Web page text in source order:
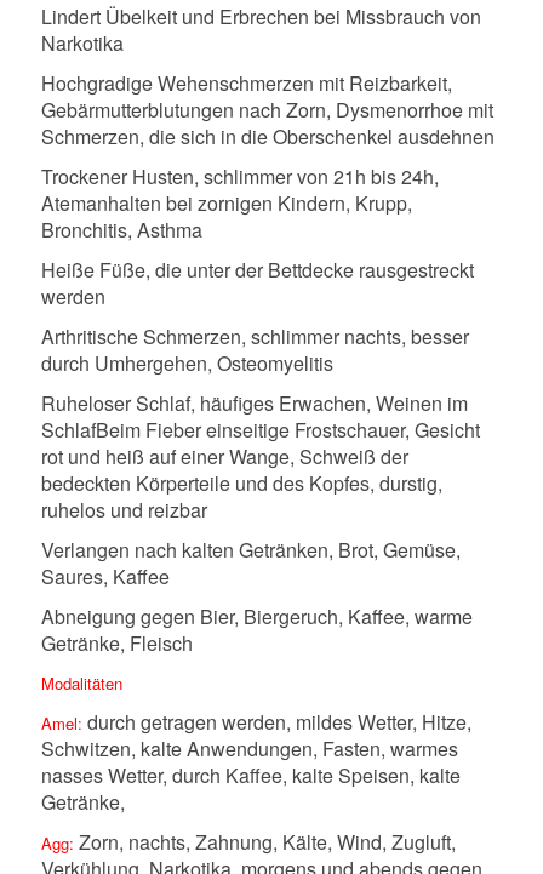
Lindert Übelkeit und Erbrechen bei Missbrauch von
Narkotika
Hochgradige Wehenschmerzen mit Reizbarkeit,
Gebärmutterblutungen nach Zorn, Dysmenorrhoe mit
Schmerzen, die sich in die Oberschenkel ausdehnen
Trockener Husten, schlimmer von 21h bis 24h,
Atemanhalten bei zornigen Kindern, Krupp,
Bronchitis, Asthma
Heiße Füße, die unter der Bettdecke rausgestreckt
werden
Arthritische Schmerzen, schlimmer nachts, besser
durch Umhergehen, Osteomyelitis
Ruheloser Schlaf, häufiges Erwachen, Weinen im
SchlafBeim Fieber einseitige Frostschauer, Gesicht
rot und heiß auf einer Wange, Schweiß der
bedeckten Körperteile und des Kopfes, durstig,
ruhelos und reizbar
Verlangen nach kalten Getränken, Brot, Gemüse,
Saures, Kaffee
Abneigung gegen Bier, Biergeruch, Kaffee, warme
Getränke, Fleisch
Modalitäten
Amel: durch getragen werden, mildes Wetter, Hitze,
Schwitzen, kalte Anwendungen, Fasten, warmes
nasses Wetter, durch Kaffee, kalte Speisen, kalte
Getränke,
Agg: Zorn, nachts, Zahnung, Kälte, Wind, Zugluft,